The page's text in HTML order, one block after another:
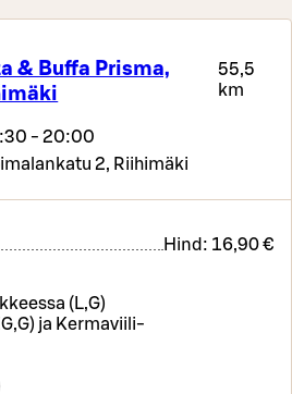
& Buffa Prisma,
55,5
km
- 20:00
2, Riihimäki
Hind: 16,90 €
(L,G)
ja Kermaviili-